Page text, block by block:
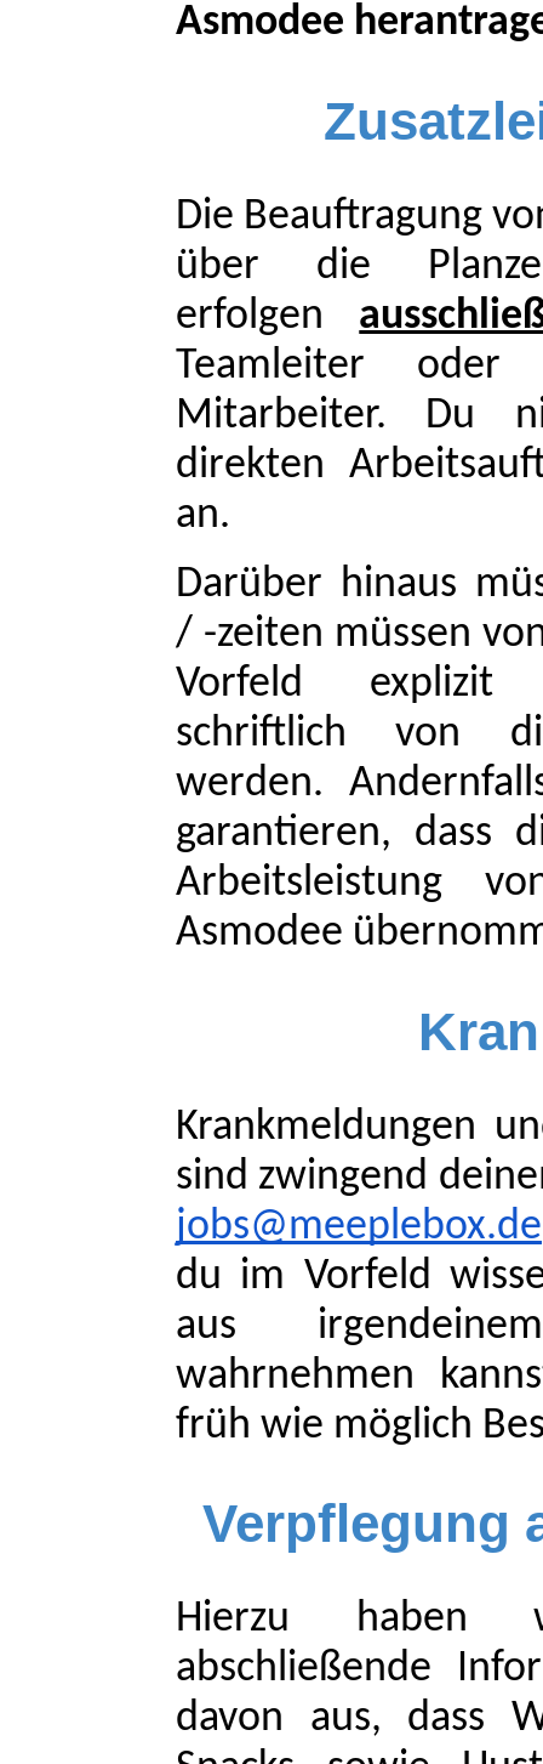
Asmodee
Die Beauftragung
über die
erfolgen
Teamleiter oder
Mitarbeiter. Du
direkten
an.
Darüber hinaus
/ -zeiten müssen
Vorfeld explizit
schriftlich von
werden.
garantieren, dass
Arbeitsleistung
Asmodee
Krankmeldungen
sind zwingend
jobs@meeplebox.de
du im Vorfeld
aus
wahrnehmen
früh wie möglich
Verpflegung
Hierzu haben
abschließende
davon aus, dass